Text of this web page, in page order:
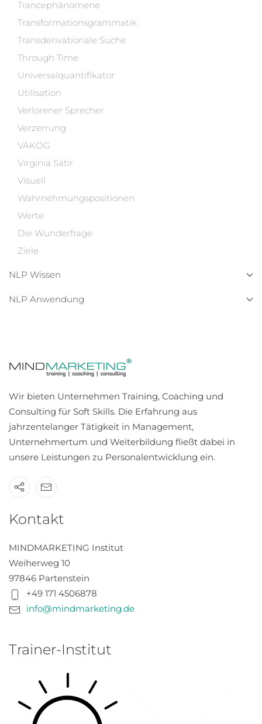
Trancephänomene
Transformationsgrammatik
Transderivationale Suche
Through Time
Universalquantifikator
Utilisation
Verlorener Sprecher
Verzerrung
VAKOG
Virginia Satir
Visuell
Wahrnehmungspositionen
Werte
Die Wunderfrage
Ziele
NLP Wissen
NLP Anwendung
Wir bieten Unternehmen Training, Coaching und
Consulting für Soft Skills. Die Erfahrung aus
jahrzentelanger Tätigkeit in Management,
Unternehmertum und Weiterbildung fließt dabei in
unsere Leistungen zu Personalentwicklung ein.
Kontakt
MINDMARKETING Institut
Weiherweg 10
97846 Partenstein
+49 171 4506878
info@mindmarketing.de
Trainer-Institut